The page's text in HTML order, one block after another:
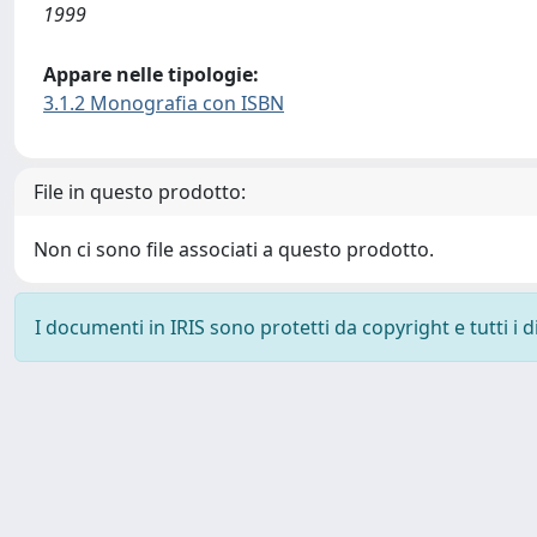
1999
Appare nelle tipologie:
3.1.2 Monografia con ISBN
File in questo prodotto:
Non ci sono file associati a questo prodotto.
I documenti in IRIS sono protetti da copyright e tutti i